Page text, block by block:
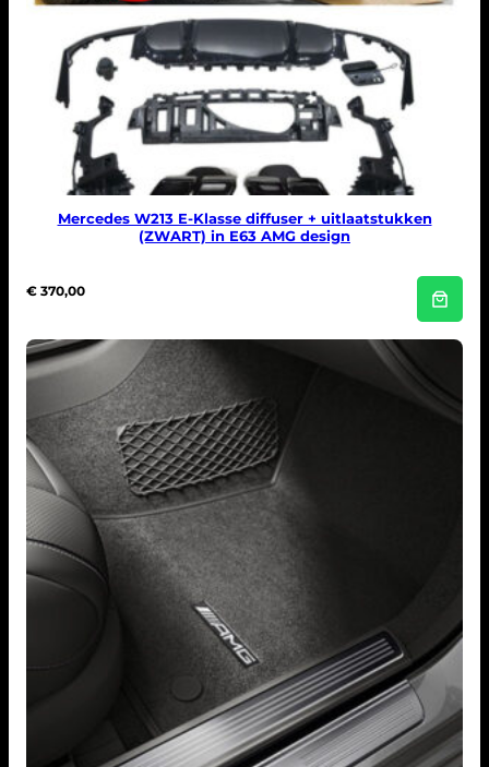
Mercedes W213 E-Klasse diffuser + uitlaatstukken
(ZWART) in E63 AMG design
€ 370,00